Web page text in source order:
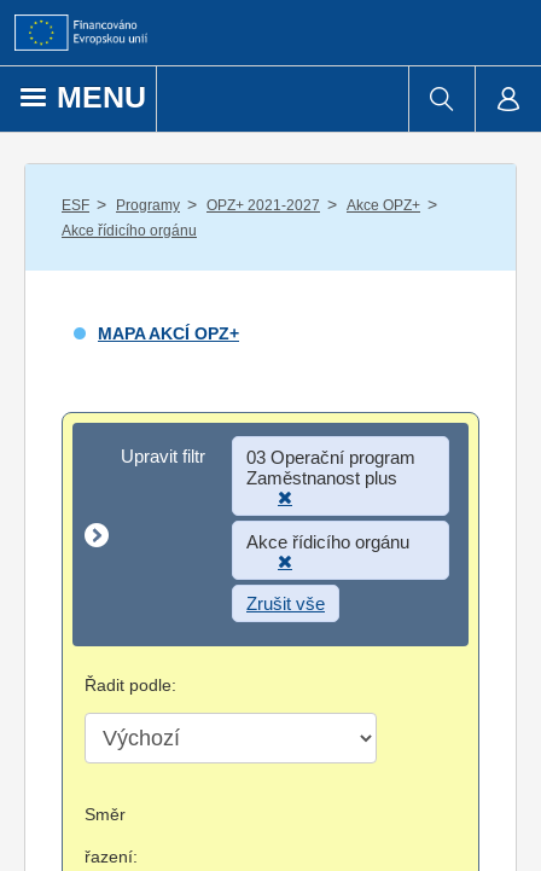
Přejít k obsahu
MENU
ESF / Programy / OPZ+ 2021-2027 / Akce OPZ+ /
Akce řídicího orgánu
MAPA AKCÍ OPZ+
Upravit filtr
Upravit filtr
03 Operační program
Zaměstnanost plus
Akce řídicího orgánu
Zrušit vše
Řadit podle:
Směr
řazení: